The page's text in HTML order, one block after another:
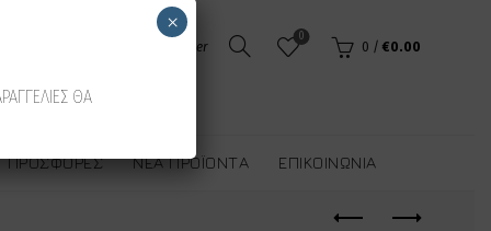
Login / Register
0
0 / €0.00
ΠΡΟΣΦΟΡΈΣ ΝΈΑ ΠΡΟΪΌΝΤΑ ΕΠΙΚΟΙΝΩΝΊΑ
ΘΑ
×